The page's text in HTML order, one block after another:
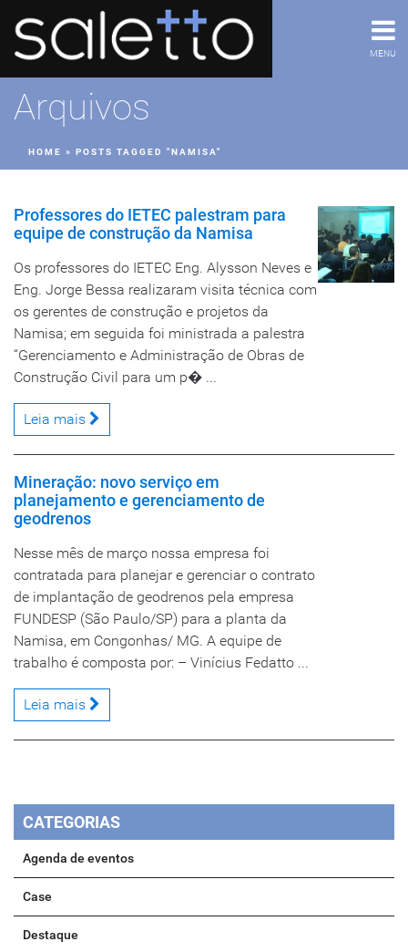
MENU
Arquivos
HOME » POSTS TAGGED "NAMISA"
Professores do IETEC palestram para
equipe de construção da Namisa
Os professores do IETEC Eng. Alysson Neves e
Eng. Jorge Bessa realizaram visita técnica com
os gerentes de construção e projetos da
Namisa; em seguida foi ministrada a palestra
“Gerenciamento e Administração de Obras de
Construção Civil para um p� ...
Leia mais
Mineração: novo serviço em
planejamento e gerenciamento de
geodrenos
Nesse mês de março nossa empresa foi
contratada para planejar e gerenciar o contrato
de implantação de geodrenos pela empresa
FUNDESP (São Paulo/SP) para a planta da
Namisa, em Congonhas/ MG. A equipe de
trabalho é composta por: – Vinícius Fedatto ...
Leia mais
CATEGORIAS
Agenda de eventos
Case
Destaque